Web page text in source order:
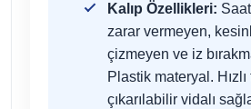
Kalıp Özellikleri:
zarar vermeyen,
çizmeyen ve iz
Plastik materyal. Hızlı
çıkarılabilir vidalı